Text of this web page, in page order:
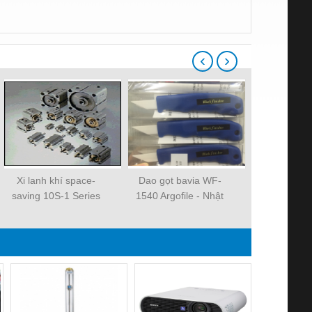
Xi lanh khí space-
saving 10S-1 Series
Dao gọt bavia WF-
1540 Argofile - Nhật
‹ ›